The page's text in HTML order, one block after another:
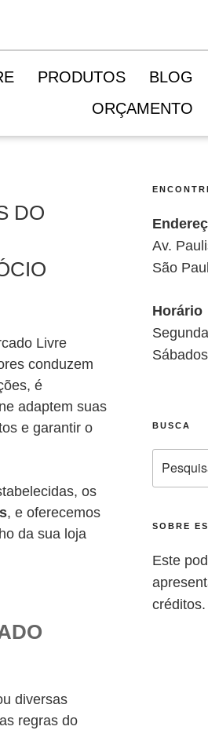
PRODUTOS
BLOG
ORÇAMENTO
DO
Livre
conduzem
é
adaptem suas
e garantir o
os
, e oferecemos
da sua loja
diversas
regras do
Av.
São
Horário
BUSCA
SOBRE
Este
créditos.